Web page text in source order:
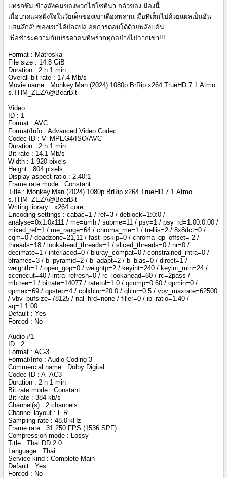
แทรกซึมเข้าสู่สังคมของพวกไฮโซที่น่า กลัวของเมืองนี้
เมื่อบาดแผลฝังใจในวัยเด็กของเขาเดือดพล่าน มือที่เต็มไปด้วยแผลเป็นอัน
แสนลึกลับของเขาได้ปลดปล่ อยการตอบโต้ด้วยพลังแค้น
เพื่อชำระความกับบรรดาคนที่พรากทุกอย่างไปจากเขา!!!
Format : Matroska
File size : 14.8 GiB
Duration : 2 h 1 min
Overall bit rate : 17.4 Mb/s
Movie name : Monkey.Man.(2024).1080p.BrRip.x264.TrueHD.7.1.Atmo
s.THM_ZEZA@BearBit
Video
ID : 1
Format : AVC
Format/Info : Advanced Video Codec
Codec ID : V_MPEG4/ISO/AVC
Duration : 2 h 1 min
Bit rate : 14.1 Mb/s
Width : 1 920 pixels
Height : 804 pixels
Display aspect ratio : 2.40:1
Frame rate mode : Constant
Title : Monkey.Man.(2024).1080p.BrRip.x264.TrueHD.7.1.Atmo
s.THM_ZEZA@BearBit
Writing library : x264 core
Encoding settings : cabac=1 / ref=3 / deblock=1:0:0 /
analyse=0x1:0x111 / me=umh / subme=11 / psy=1 / psy_rd=1.00:0.00 /
mixed_ref=1 / me_range=64 / chroma_me=1 / trellis=2 / 8x8dct=0 /
cqm=0 / deadzone=21,11 / fast_pskip=0 / chroma_qp_offset=-2 /
threads=18 / lookahead_threads=1 / sliced_threads=0 / nr=0 /
decimate=1 / interlaced=0 / bluray_compat=0 / constrained_intra=0 /
bframes=3 / b_pyramid=2 / b_adapt=2 / b_bias=0 / direct=1 /
weightb=1 / open_gop=0 / weightp=2 / keyint=240 / keyint_min=24 /
scenecut=40 / intra_refresh=0 / rc_lookahead=60 / rc=2pass /
mbtree=1 / bitrate=14077 / ratetol=1.0 / qcomp=0.60 / qpmin=0 /
qpmax=69 / qpstep=4 / cplxblur=20.0 / qblur=0.5 / vbv_maxrate=62500
/ vbv_bufsize=78125 / nal_hrd=none / filler=0 / ip_ratio=1.40 /
aq=1:1.00
Default : Yes
Forced : No
Audio #1
ID : 2
Format : AC-3
Format/Info : Audio Coding 3
Commercial name : Dolby Digital
Codec ID : A_AC3
Duration : 2 h 1 min
Bit rate mode : Constant
Bit rate : 384 kb/s
Channel(s) : 2 channels
Channel layout : L R
Sampling rate : 48.0 kHz
Frame rate : 31.250 FPS (1536 SPF)
Compression mode : Lossy
Title : Thai DD 2.0
Language : Thai
Service kind : Complete Main
Default : Yes
Forced : No